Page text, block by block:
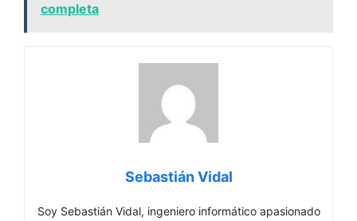
completa
Sebastián Vidal
Soy Sebastián Vidal, ingeniero informático apasionado